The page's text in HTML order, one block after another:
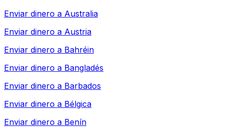
Enviar dinero a Australia
Enviar dinero a Austria
Enviar dinero a Bahréin
Enviar dinero a Bangladés
Enviar dinero a Barbados
Enviar dinero a Bélgica
Enviar dinero a Benín